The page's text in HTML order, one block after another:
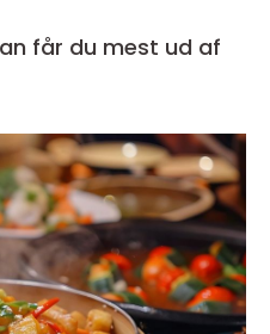
får du mest ud af